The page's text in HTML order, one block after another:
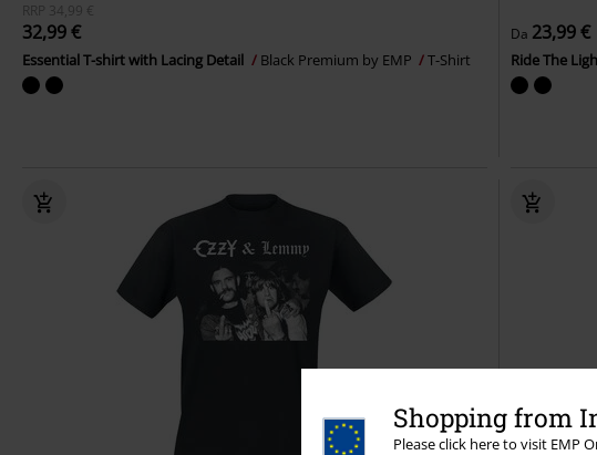
Shopping from
Please click here to visit EMP
RRP
34,99 €
32,99 €
Essential T-shirt with Lacing Detail Black Premium by EMP T-Shirt
Da 23,99 €
Ride The